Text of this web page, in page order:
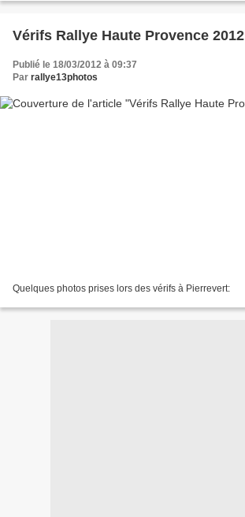
Vérifs Rallye Haute Provence 2012
Publié le 18/03/2012 à 09:37
Par rallye13photos
Quelques photos prises lors des vérifs à Pierrevert: